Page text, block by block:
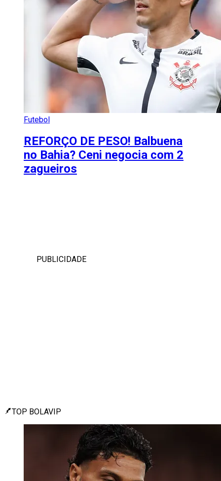
Futebol
REFORÇO DE PESO! Balbuena
no Bahia? Ceni negocia com 2
zagueiros
PUBLICIDADE
TOP BOLAVIP